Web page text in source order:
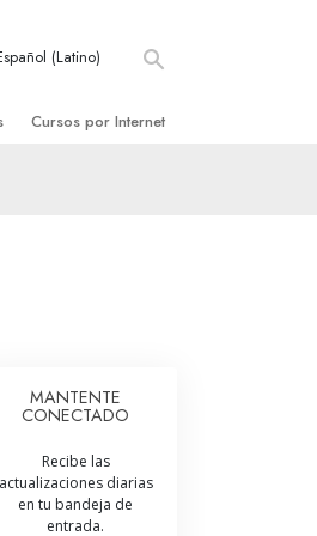
(Latino)
Cursos por Internet
y Lesiones
Honestidad
MANTENTE
CONECTADO
Recibe las
actualizaciones diarias
en tu bandeja de
entrada.